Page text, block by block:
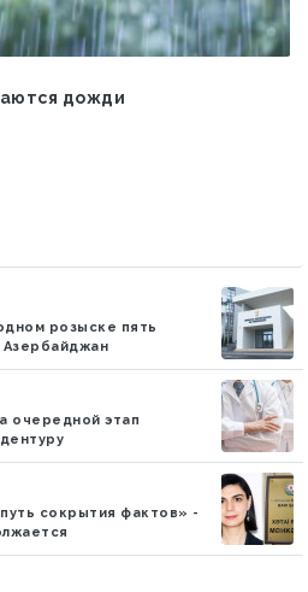
Мехрибан Алиева
розыске пять
Азербайджан
очередной этап
сокрытия фактов» -